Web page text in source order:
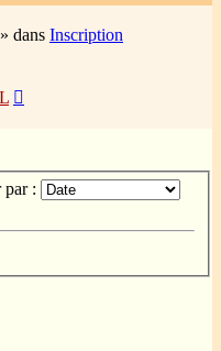
» dans Inscription
par :